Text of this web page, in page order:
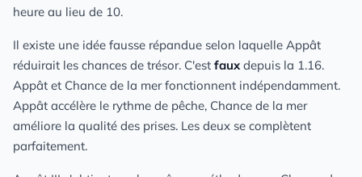
heure au lieu de 10.
Il existe une idée fausse répandue selon laquelle Appât
réduirait les chances de trésor. C'est faux depuis la 1.16.
Appât et Chance de la mer fonctionnent indépendamment.
Appât accélère le rythme de pêche, Chance de la mer
améliore la qualité des prises. Les deux se complètent
parfaitement.